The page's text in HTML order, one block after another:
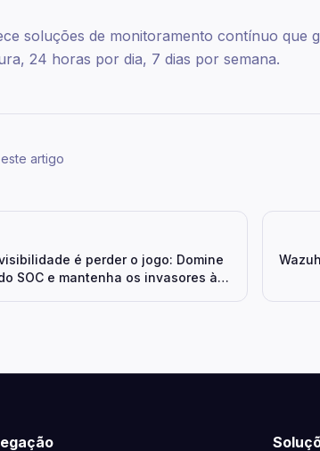
soluções de monitoramento contínuo que
24 horas por dia, 7 dias por semana.
artigo
é perder o jogo: Domine
SOC e mantenha os invasores à